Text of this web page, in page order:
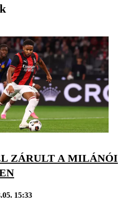
ZÁRULT A MILÁNÓI
15:33